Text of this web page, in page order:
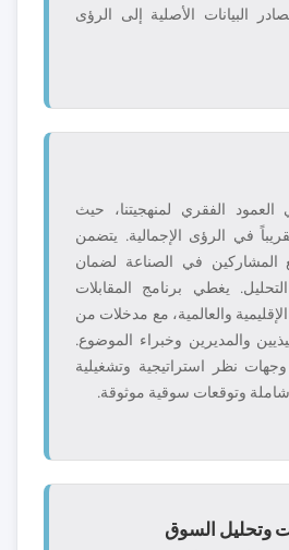
البيانات الأصلية إلى الرؤى
الفقري لمنهجيتنا، حيث
بنسبة 80% تقريباً في الرؤى الإجمالية. يتضمن
المشاركين في الصناعة لضمان
يغطي برنامج المقابلات
والعالمية، مع مدخلات من
والمديرين وخبراء الموضوع.
نظر استراتيجية وتشغيلية
شاملة وتوقعات سوقية موثوقة.